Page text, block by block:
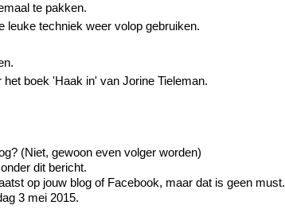
te pakken.
leuke techniek weer volop gebruiken.
boek 'Haak in' van Jorine Tieleman.
(Niet, gewoon even volger worden)
dit bericht.
op jouw blog of Facebook, maar dat is geen must.
3 mei 2015.